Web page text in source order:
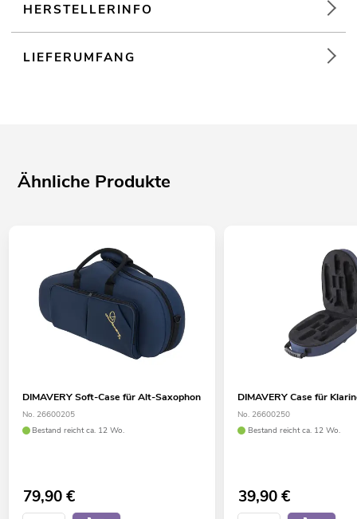
HERSTELLERINFO
LIEFERUMFANG
Ähnliche Produkte
DIMAVERY Soft-Case für Alt-Saxophon
No. 26600205
Bestand reicht ca. 12 Wo.
79,90€
DIMAVERY Case für
No. 26600250
Bestand reicht ca. 12 Wo.
39,90€